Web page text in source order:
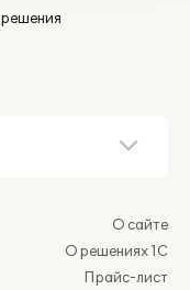
решения
О сайте
О решениях 1С
Прайс-лист